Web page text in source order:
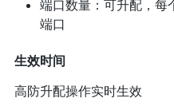
端口数量：可升配，
端口
生效时间
高防升配操作实时生效